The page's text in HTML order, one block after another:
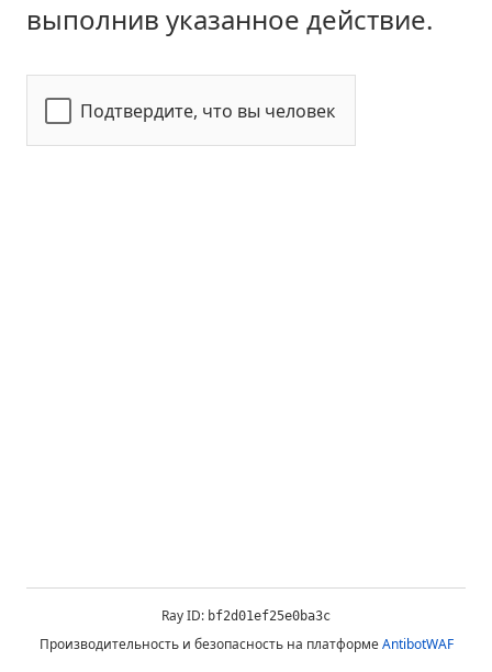
выполнив указанное действие.
Подтвердите, что вы человек
Ray ID: bf2d01ef25e0ba3c
Производительность и безопасность на платформеAntibotWAF